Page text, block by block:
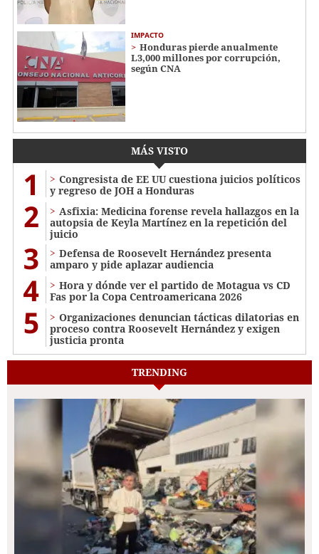
IMPACTO
Honduras pierde anualmente
L3,000 millones por corrupción,
según CNA
MÁS VISTO
1
Congresista de EE UU cuestiona juicios políticos
y regreso de JOH a Honduras
2
Asfixia: Medicina forense revela hallazgos en la
autopsia de Keyla Martínez en la repetición del
juicio
3
Defensa de Roosevelt Hernández presenta
amparo y pide aplazar audiencia
4
Hora y dónde ver el partido de Motagua vs CD
Fas por la Copa Centroamericana 2026
5
Organizaciones denuncian tácticas dilatorias en
proceso contra Roosevelt Hernández y exigen
justicia pronta
TRENDING